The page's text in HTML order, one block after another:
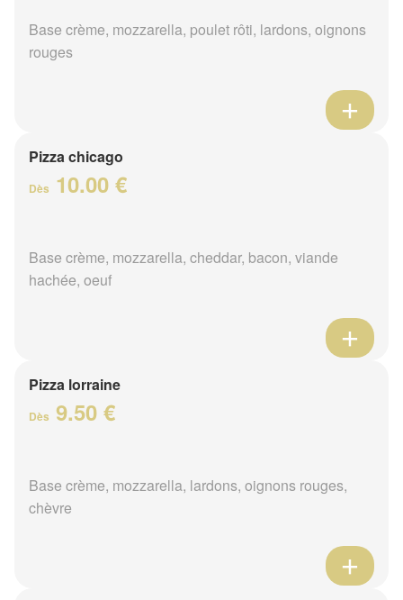
Base crème, mozzarella, poulet rôti, lardons, oignons
rouges
Pizza chicago
Dès 10.00 €
Base crème, mozzarella, cheddar, bacon, viande
hachée, oeuf
Pizza lorraine
Dès 9.50 €
Base crème, mozzarella, lardons, oignons rouges,
chèvre